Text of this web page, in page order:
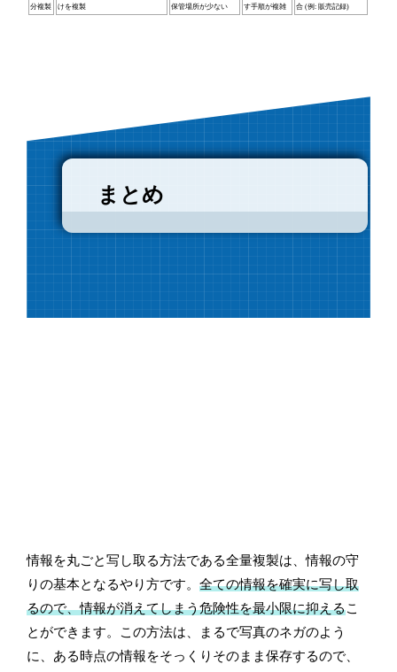
分複製 けを複製 保管場所が少ない す手順が複雑 合 (例: 販売記録)
まとめ
情報を丸ごと写し取る方法である全量複製は、情報の守
りの基本となるやり方です。全ての情報を確実に写し取
るので、情報が消えてしまう危険性を最小限に抑えるこ
とができます。この方法は、まるで写真のネガのよう
に、ある時点の情報をそっくりそのまま保存するので、